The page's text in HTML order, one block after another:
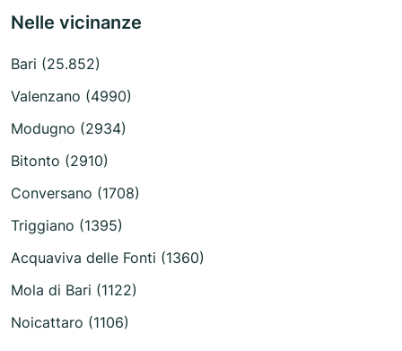
Nelle vicinanze
Bari (25.852)
Valenzano (4990)
Modugno (2934)
Bitonto (2910)
Conversano (1708)
Triggiano (1395)
Acquaviva delle Fonti (1360)
Mola di Bari (1122)
Noicattaro (1106)